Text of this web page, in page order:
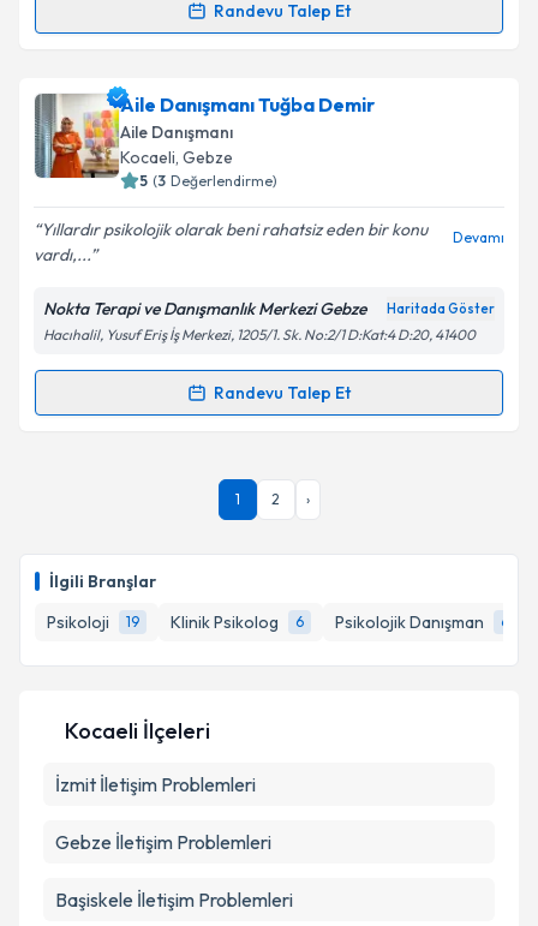
İlgili Branşlar
Psikoloji
19 Klinik Psikolog 6 Psikolojik Danışman 6
kapsamda işlenmesini kabul ediyorum.
Takvim Talebini Gönder
Randevu Talep Et
Randevu Takvimi Talebi
Uzm. Psk. Müge Emeksiz Şahiniçin randevu takvimi
talebi oluşturun. Size bu uzmandan randevu almanız
için bir takvim hazırlandığında e-posta ile
bilgilendireceğiz.
E-posta Adresiniz
Metni'ni okudum ve kişisel verilerimin belirtilen
kapsamda işlenmesini kabul ediyorum.
Takvim Talebini Gönder
Aile Danışmanı Tuğba Demir
Aile Danışmanı
Kocaeli, Gebze
( Değerlendirme)
Yıllardır psikolojik olarak beni rahatsiz eden bir konu
vardı,...
Nokta Terapi ve Danışmanlık Merkezi Gebze
Hacıhalil, Yusuf Eriş İş Merkezi, 1205/1. Sk. No:2/1 D:Kat:4 D:20, 41400
Randevu Talep Et
Randevu Takvimi Talebi
Aile Danışmanı Tuğba Demir
talebi oluşturun. Size bu uzmandan randevu almanız
E-posta Adresiniz
Kişisel verilerimin işlenmesine ilişkin
kapsamda işlenmesini kabul ediyorum.
Kocaeli İlçeleri
İzmit İletişim Problemleri
Gebze İletişim Problemleri
Başiskele İletişim Problemleri